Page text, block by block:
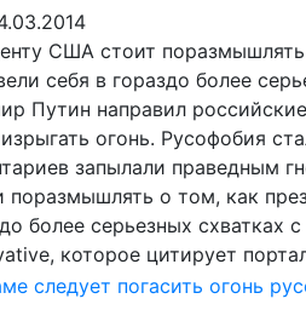
США стоит
себя в гораздо более
Путин направил
огонь. Русофобия
запылали праведным
поразмышлять о том, как
более серьезных схватках
которое цитирует